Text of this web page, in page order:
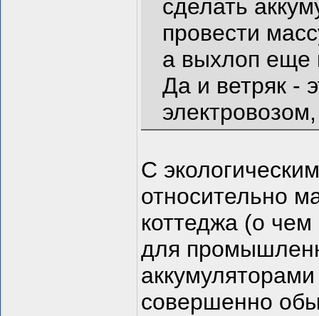
сделать
провести
а выхлоп еще
Да и ветряк -
С
относительно
коттеджа (о
для
совершенно